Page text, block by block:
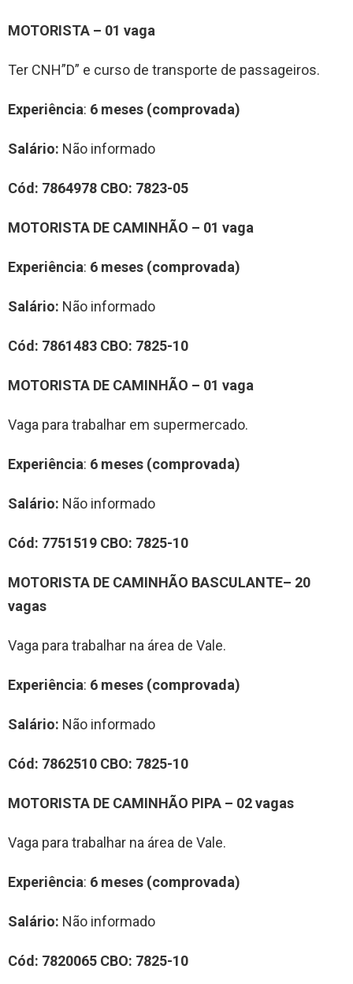
MOTORISTA – 01 vaga
Ter CNH”D” e curso de transporte de passageiros.
Experiência: 6 meses (comprovada)
Salário: Não informado
Cód: 7864978 CBO: 7823-05
MOTORISTA DE CAMINHÃO – 01 vaga
Experiência: 6 meses (comprovada)
Salário: Não informado
Cód: 7861483 CBO: 7825-10
MOTORISTA DE CAMINHÃO – 01 vaga
Vaga para trabalhar em supermercado.
Experiência: 6 meses (comprovada)
Salário: Não informado
Cód: 7751519 CBO: 7825-10
MOTORISTA DE CAMINHÃO BASCULANTE– 20
vagas
Vaga para trabalhar na área de Vale.
Experiência: 6 meses (comprovada)
Salário: Não informado
Cód: 7862510 CBO: 7825-10
MOTORISTA DE CAMINHÃO PIPA – 02 vagas
Vaga para trabalhar na área de Vale.
Experiência: 6 meses (comprovada)
Salário: Não informado
Cód: 7820065 CBO: 7825-10